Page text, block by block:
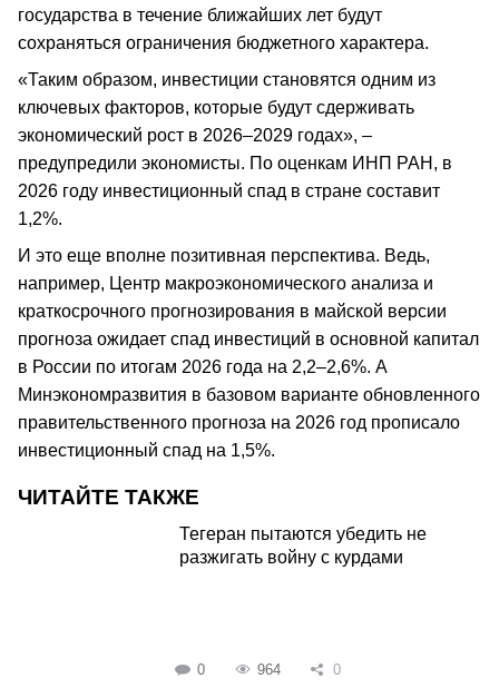
государства в течение ближайших лет будут
сохраняться ограничения бюджетного характера.
«Таким образом, инвестиции становятся одним из
ключевых факторов, которые будут сдерживать
экономический рост в 2026–2029 годах», –
предупредили экономисты. По оценкам ИНП РАН, в
2026 году инвестиционный спад в стране составит
1,2%.
И это еще вполне позитивная перспектива. Ведь,
например, Центр макроэкономического анализа и
краткосрочного прогнозирования в майской версии
прогноза ожидает спад инвестиций в основной капитал
в России по итогам 2026 года на 2,2–2,6%. А
Минэкономразвития в базовом варианте обновленного
правительственного прогноза на 2026 год прописало
инвестиционный спад на 1,5%.
ЧИТАЙТЕ ТАКЖЕ
Тегеран пытаются убедить не
разжигать войну с курдами
0 964 0